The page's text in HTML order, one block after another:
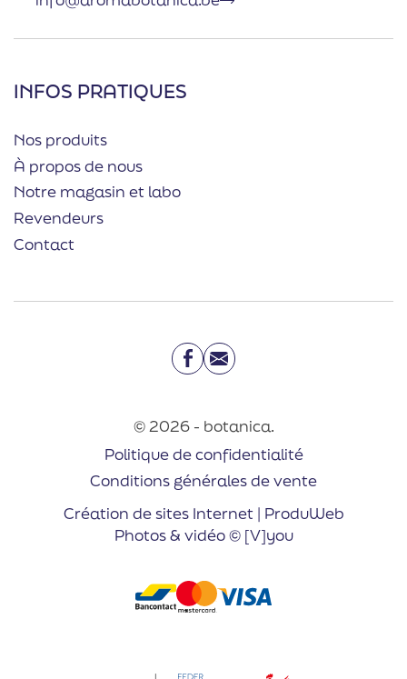
INFOS PRATIQUES
Nos produits
À propos de nous
Notre magasin et labo
Revendeurs
Contact
Facebook
Email
© 2026 - botanica.
Politique de confidentialité
Conditions générales de vente
Création de sites Internet | ProduWeb
Photos & vidéo © [V]you